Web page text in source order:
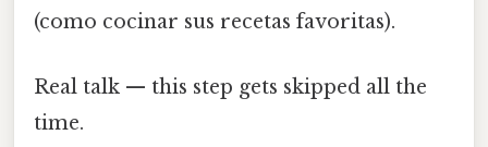
(como cocinar sus recetas favoritas).
Real talk — this step gets skipped all the
time.